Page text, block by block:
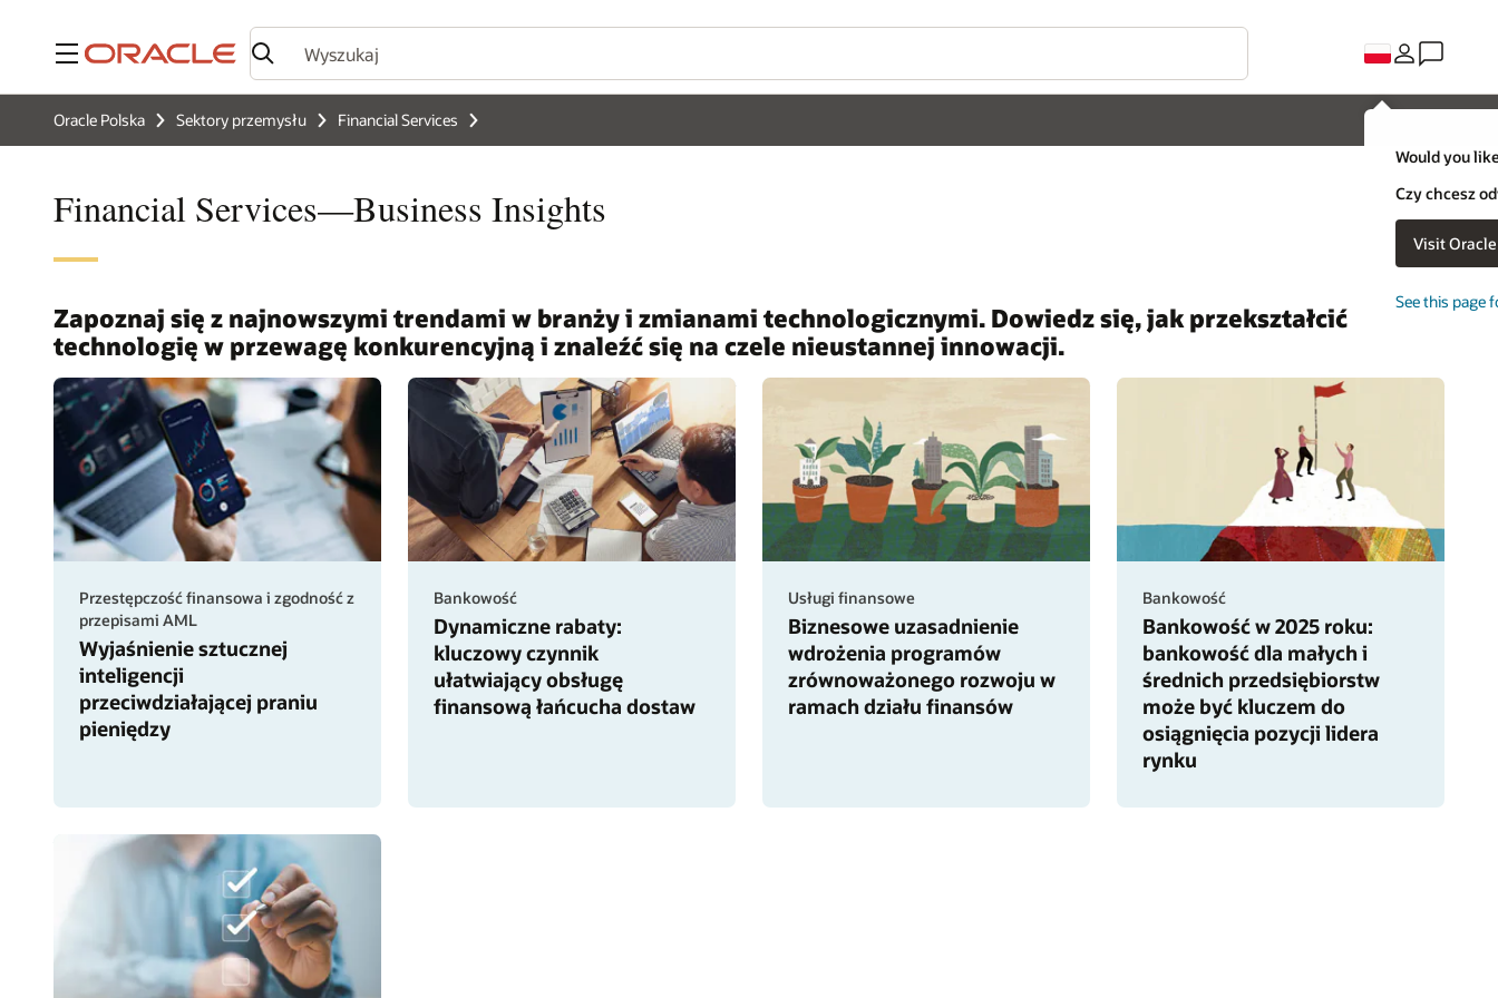
Menu
Would you
Czy chcesz
Visit
See this page
Oracle Polska Sektory przemysłu Financial Services
Financial Services—Business Insights
Zapoznaj się z najnowszymi trendami w branży i zmianami technologicznymi. Dowiedz się, jak przekształcić
technologię w przewagę konkurencyjną i znaleźć się na czele nieustannej innowacji.
Przestępczość finansowa i zgodność z
przepisami AML
Wyjaśnienie sztucznej
inteligencji
przeciwdziałającej praniu
pieniędzy
Bankowość
Dynamiczne rabaty:
kluczowy czynnik
ułatwiający obsługę
finansową łańcucha dostaw
Usługi finansowe
Biznesowe uzasadnienie
wdrożenia programów
zrównoważonego rozwoju w
ramach działu finansów
Bankowość
Bankowość w 2025 roku:
bankowość dla małych i
średnich przedsiębiorstw
może być kluczem do
osiągnięcia pozycji lidera
rynku